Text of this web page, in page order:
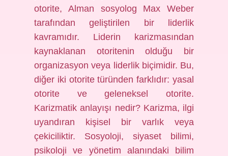
otorite, Alman sosyolog Max Weber
tarafından geliştirilen bir liderlik
kavramıdır. Liderin karizmasından
kaynaklanan otoritenin olduğu bir
organizasyon veya liderlik biçimidir. Bu,
diğer iki otorite türünden farklıdır: yasal
otorite ve geleneksel otorite.
Karizmatik anlayışı nedir? Karizma, ilgi
uyandıran kişisel bir varlık veya
çekiciliktir. Sosyoloji, siyaset bilimi,
psikoloji ve yönetim alanındaki bilim